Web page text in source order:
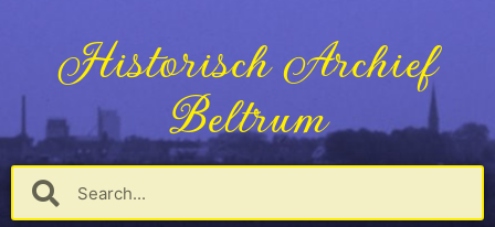
Historisch Archief
Beltrum